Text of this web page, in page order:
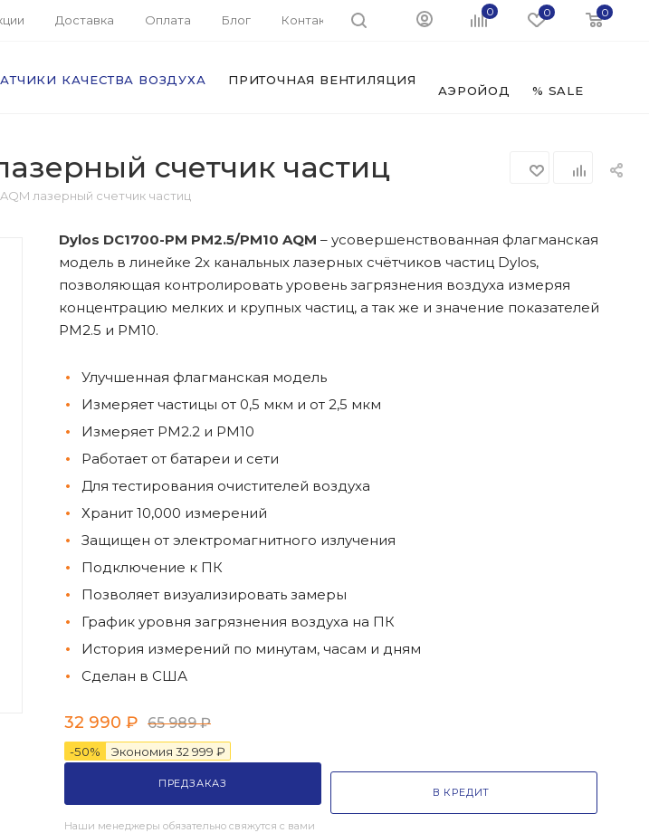
Доставка Оплата Блог Контакты
0 0 0
КАЧЕСТВА ВОЗДУХА ПРИТОЧНАЯ ВЕНТИЛЯЦИЯ
АЭРОЙОД % SALE
счетчик частиц
лазерный счетчик частиц
Dylos DC1700-PM PM2.5/PM10 AQM – усовершенствованная флагманская
модель в линейке 2х канальных лазерных счётчиков частиц Dylos,
позволяющая контролировать уровень загрязнения воздуха измеряя
концентрацию мелких и крупных частиц, а так же и значение показателей
PM2.5 и PM10.
Улучшенная флагманская модель
Измеряет частицы от 0,5 мкм и от 2,5 мкм
Измеряет PM2.2 и PM10
Работает от батареи и сети
Для тестирования очистителей воздуха
Хранит 10,000 измерений
Защищен от электромагнитного излучения
Подключение к ПК
Позволяет визуализировать замеры
График уровня загрязнения воздуха на ПК
История измерений по минутам, часам и дням
Сделан в США
32 990 ₽ 65 989₽
-50% Экономия 32 999 ₽
ПРЕДЗАКАЗ
Наши менеджеры обязательно свяжутся с вами
В КРЕДИТ